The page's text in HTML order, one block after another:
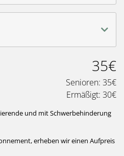
35€
Senioren: 35€
Ermäßigt: 30€
und mit Schwerbehinderung
erheben wir einen Aufpreis